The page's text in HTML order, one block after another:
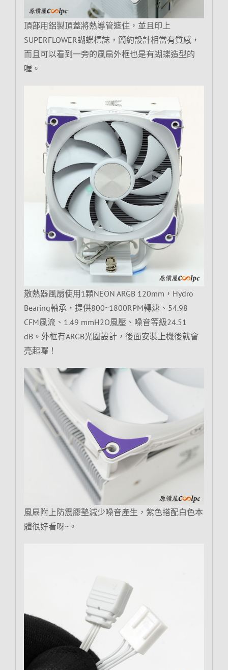
頂部用鋁製頂蓋將熱導管遮住，並且印上
SUPERFLOWER蝴蝶標誌，簡約設計相當有質感，
而且可以看到一旁的風扇外框也是有蝴蝶造型的
喔。
散熱器風扇使用1顆NEON ARGB 120mm，Hydro
Bearing軸承，提供800~1800RPM轉速、54.98
CFM風流、1.49 mmH2O風壓、噪音等級24.51
dB。外框有ARGB光圈設計，後面安裝上機後就會
亮起囉！
風扇附上防震膠墊減少噪音產生，紫色搭配白色本
體很好看呀~。